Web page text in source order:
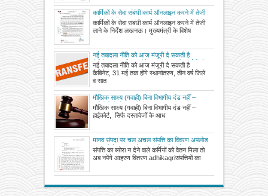
कार्मिकों के सेवा संबंधी कार्य ऑनलाइन करने में तेजी
लाने के निर्देश
कार्मिकों के सेवा संबंधी कार्य ऑनलाइन करने में तेजी
लाने के निर्देश लखनऊ। मुख्यमंत्री के विशेष
नई तबादला नीति को आज मंजूरी दे सकती है
कैबिनेट, 31 मई तक होंगे स्थानांतरण, तीन वर्ष जिले
व सात वर्ष से मंडल में जमे अधिकारी-कर्मचारी हटेंगे
नई तबादला नीति को आज मंजूरी दे सकती है
कैबिनेट, 31 मई तक होंगे स्थानांतरण, तीन वर्ष जिले
व सात
मौखिक साक्ष्य (गवाही) बिना विभागीय दंड नहीं –
हाईकोर्ट, सिर्फ दस्तावेजों के आधार पर सजा
प्राकृतिक न्याय के सिद्धांतों के खिलाफ
मौखिक साक्ष्य (गवाही) बिना विभागीय दंड नहीं –
हाईकोर्ट, सिर्फ दस्तावेजों के आध
मानव संपदा पर चल अचल संपत्ति का विवरण अपलोड
ना करने के बावजूद वेतन आहरित हो जाने पर संगत
नियमों के अंतर्गत संबंधित आहरण वितरण अधिकारी
का उत्तरदायित्व निर्धारित किए जाने के संबंध में
संपत्ति का ब्योरा न देने वाले कर्मियों को वेतन मिला तो
अब नपेंगे आहरण वितरण adhikaqriसंपत्तियों का